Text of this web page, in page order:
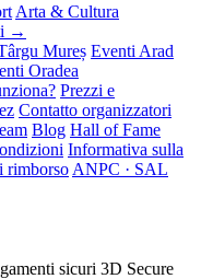
Arta & Cultura
→
Mureș Eventi Arad
Oradea
Prezzi e
Contatto organizzatori
Blog Hall of Fame
Informativa sulla
rimborso ANPC · SAL
sicuri 3D Secure